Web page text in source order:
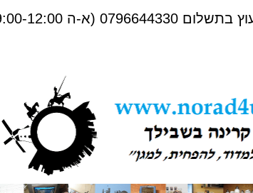
ה 09:00-12:00)